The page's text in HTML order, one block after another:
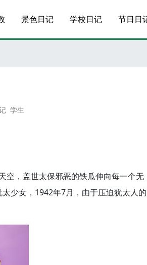
景色日记 学校日记 节日日
学生
，盖世太保邪恶的铁瓜伸向每一个无
少女，1942年7月，由于压迫犹太人的